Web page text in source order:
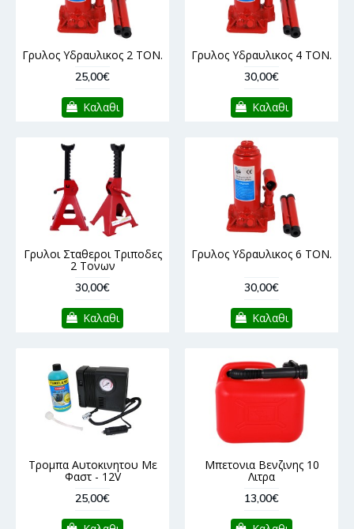
Γρυλος Υδραυλικος 2 ΤΟΝ.
25,00€
Καλαθι
Γρυλος Υδραυλικος 4 ΤΟΝ.
30,00€
Καλαθι
Γρυλοι Σταθεροι Τριποδες
2 Τονων
30,00€
Καλαθι
Γρυλος Υδραυλικος 6 ΤΟΝ.
30,00€
Καλαθι
Τρομπα Αυτοκινητου Με
Φαστ - 12V
25,00€
Μπετονια Βενζινης 10
Λιτρα
13,00€